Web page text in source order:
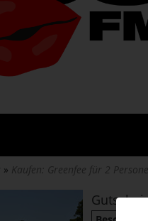
Kaufen: Greenfee für 2